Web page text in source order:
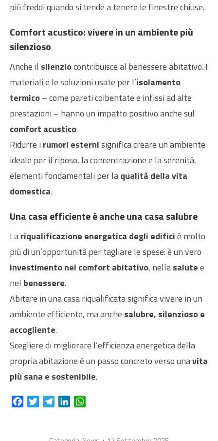
più freddi quando si tende a tenere le finestre chiuse.
Comfort acustico: vivere in un ambiente più
silenzioso
Anche il silenziocontribuisce al benessere abitativo. I
materiali e le soluzioni usate per l’isolamento
termico– come pareti coibentate e infissi ad alte
prestazioni – hanno un impatto positivo anche sul
comfort acustico.
Ridurre i rumori esternisignifica creare un ambiente
ideale per il riposo, la concentrazione e la serenità,
elementi fondamentali per laqualità della vita
domestica.
Una casa efficiente è anche una casa salubre
Lariqualificazione energetica degli edificiè molto
più di un’opportunità per tagliare le spese: è un vero
investimento nel comfort abitativo, nellasalutee
nel benessere.
Abitare in una casa riqualificata significa vivere in un
ambiente efficiente, ma anche salubre, silenzioso e
accogliente.
Scegliere di migliorare l’efficienza energetica della
propria abitazione è un passo concreto verso unavita
più sana e sostenibile.
FacebookTwitterTelegram
LinkedIn